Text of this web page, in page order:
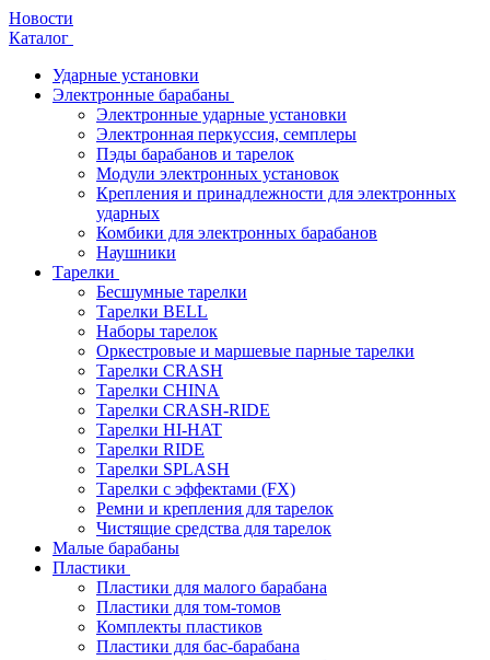
Новости
Каталог
Ударные установки
Электронные барабаны
Электронные ударные установки
Электронная перкуссия, семплеры
Пэды барабанов и тарелок
Модули электронных установок
Крепления и принадлежности для электронных
ударных
Комбики для электронных барабанов
Наушники
Тарелки
Бесшумные тарелки
Тарелки BELL
Наборы тарелок
Оркестровые и маршевые парные тарелки
Тарелки CRASH
Тарелки CHINA
Тарелки CRASH-RIDE
Тарелки HI-HAT
Тарелки RIDE
Тарелки SPLASH
Тарелки с эффектами (FX)
Ремни и крепления для тарелок
Чистящие средства для тарелок
Малые барабаны
Пластики
Пластики для малого барабана
Пластики для том-томов
Комплекты пластиков
Пластики для бас-барабана